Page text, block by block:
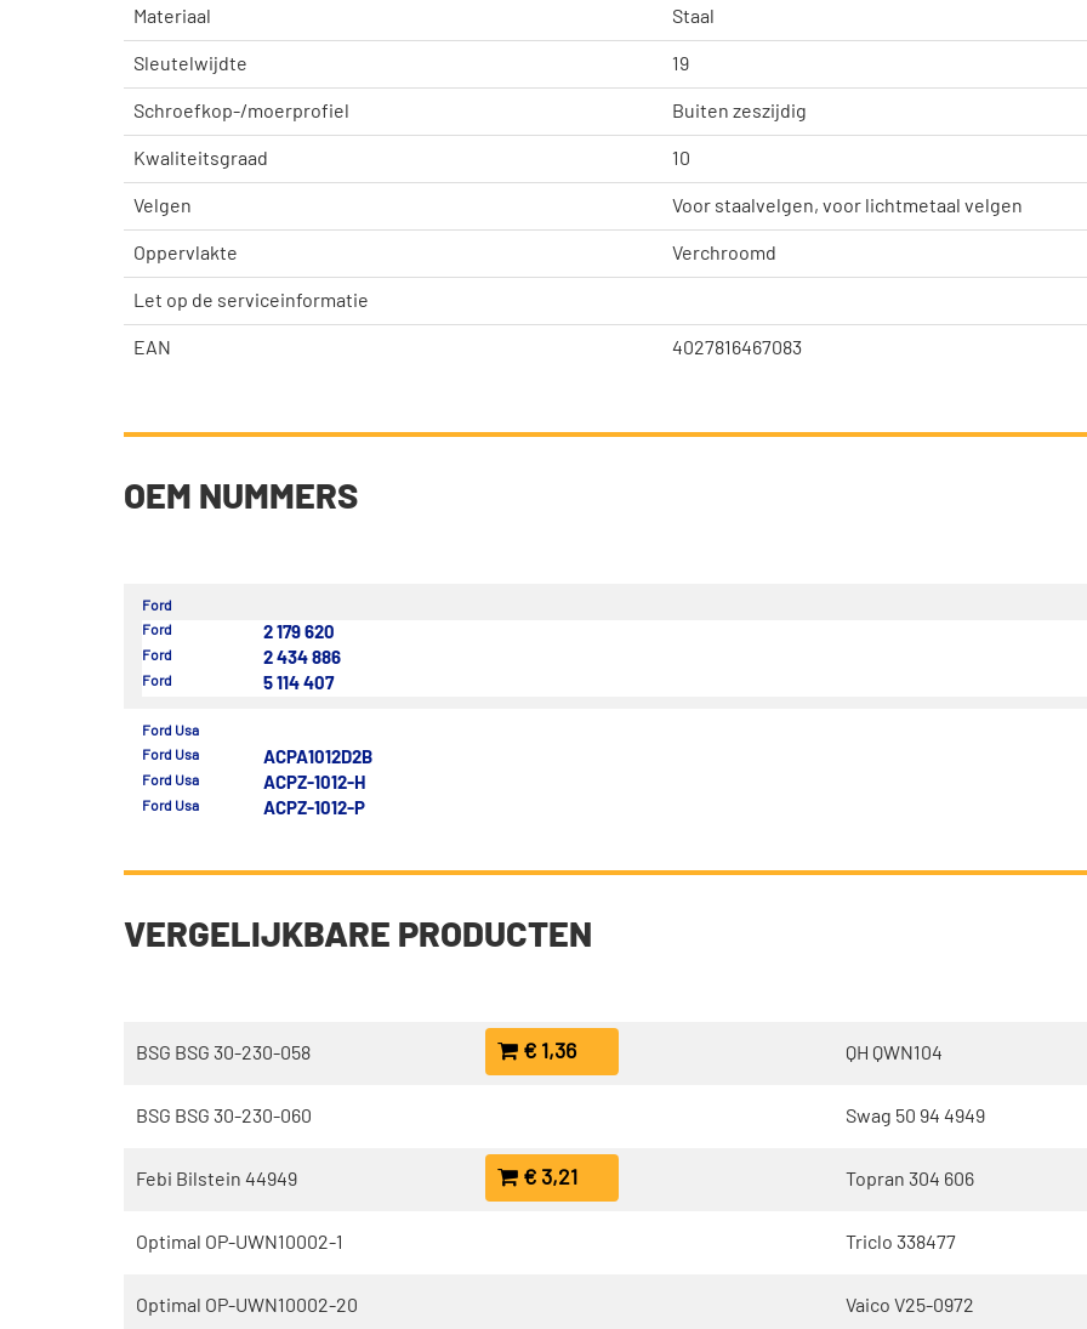
Materiaal Staal
Sleutelwijdte 19
Schroefkop-/moerprofiel Buiten zeszijdig
Kwaliteitsgraad 10
Velgen Voor staalvelgen, voor lichtmetaal velgen
Oppervlakte Verchroomd
Let op de serviceinformatie
EAN 4027816467083
OEM NUMMERS
Ford
Ford
2 179 620
Ford 2 434 886
Ford 5 114 407
Ford Usa
Ford Usa
ACPA1012D2B
Ford Usa ACPZ-1012-H
Ford Usa ACPZ-1012-P
VERGELIJKBARE PRODUCTEN
BSG BSG 30-230-058 € 1,36
BSG BSG 30-230-060
Febi Bilstein 44949 € 3,21
Optimal OP-UWN10002-1
Optimal OP-UWN10002-20
QH QWN104
Swag 50 94 4949
Topran 304 606
Triclo 338477
Vaico V25-0972